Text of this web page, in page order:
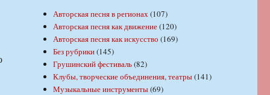
Авторская песня в регионах(107)
Авторская песня как движение(120)
Авторская песня как искусство (169)
Без рубрики(145)
Грушинский фестиваль(82)
Клубы, творческие объединения, театры(141)
Музыкальные инструменты(69)